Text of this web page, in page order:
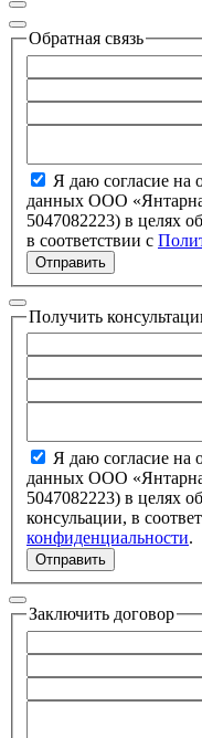
Обратная связь
Я даю согласие на
данных ООО
5047082223) в целях обработки запроса и обратной связи,
в соответствии с
Отправить
Получить
Я даю согласие на
данных ООО
5047082223) в целях обработки запроса и полченя
консульации, в
конфиденциальности.
Отправить
Заключить договор